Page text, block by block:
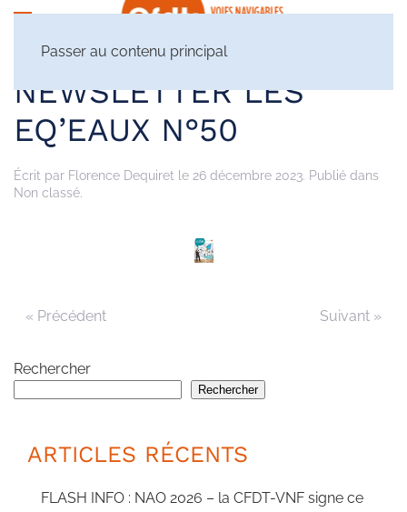
Passer au contenu principal
NEWSLETTER LES
EQ’EAUX N°50
Écrit par Florence Dequiret le 26 décembre 2023. Publié dans
Non classé.
« Précédent Suivant »
Rechercher
Rechercher
ARTICLES RÉCENTS
FLASH INFO : NAO 2026 – la CFDT-VNF signe ce